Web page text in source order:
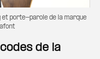
porte-parole de la marque
de la